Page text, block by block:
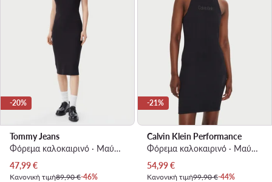
-20%
Tommy Jeans
Φόρεμα καλοκαιρινό · Μαύρο · Midi
Τρέχουσα τιμή
47,99€
Κανονική τιμή89,90 €-46%
-21%
Calvin Klein Performance
Φόρεμα καλοκαιρινό · Μαύρο · Mini
Τρέχουσα τιμή
54,99€
Κανονική τιμή99,90 €-44%